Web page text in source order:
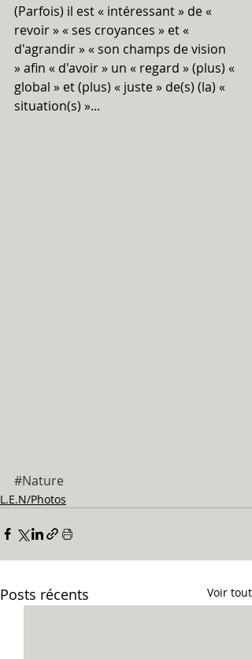
(Parfois) il est « intéressant » de «
revoir » « ses croyances » et «
d'agrandir » « son champs de vision
» afin « d'avoir » un « regard » (plus) «
global » et (plus) « juste » de(s) (la) «
situation(s) »...
#Nature
L.E.N/Photos
Posts récents Voir tout